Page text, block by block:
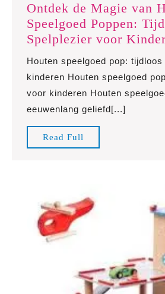
Ontdek de Magie van
Speelgoed Poppen:
Spelplezier voor
Houten speelgoed pop:
kinderen Houten speelgoed
voor kinderen Houten
eeuwenlang geliefd[...]
Read Full
Full